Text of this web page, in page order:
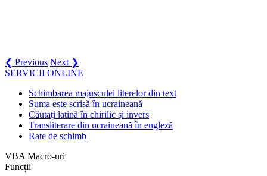
❮ Previous Next ❯
SERVICII ONLINE
Schimbarea majusculei literelor din text
Suma este scrisă în ucraineană
Căutați latină în chirilic și invers
Transliterare din ucraineană în engleză
Rate de schimb
VBA Macro-uri
Funcții